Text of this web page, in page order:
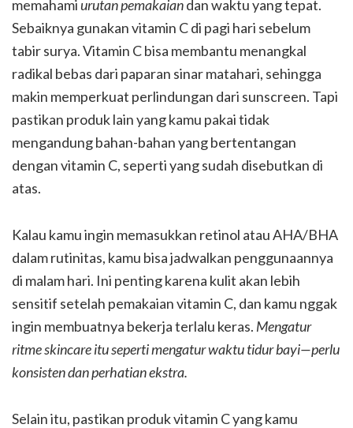
memahamiurutan pemakaiandan waktu yang tepat.
Sebaiknya gunakan vitamin C di pagi hari sebelum
tabir surya. Vitamin C bisa membantu menangkal
radikal bebas dari paparan sinar matahari, sehingga
makin memperkuat perlindungan dari sunscreen. Tapi
pastikan produk lain yang kamu pakai tidak
mengandung bahan-bahan yang bertentangan
dengan vitamin C, seperti yang sudah disebutkan di
atas.
Kalau kamu ingin memasukkan retinol atau AHA/BHA
dalam rutinitas, kamu bisa jadwalkan penggunaannya
di malam hari. Ini penting karena kulit akan lebih
sensitif setelah pemakaian vitamin C, dan kamu nggak
ingin membuatnya bekerja terlalu keras. Mengatur
ritme skincare itu seperti mengatur waktu tidur bayi—perlu
konsisten dan perhatian ekstra.
Selain itu, pastikan produk vitamin C yang kamu